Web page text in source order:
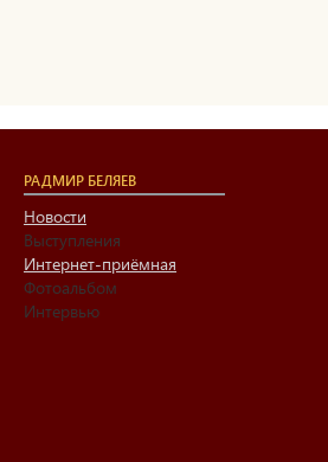
РАДМИР БЕЛЯЕВ
Новости
Выступления
Интернет-приёмная
Фотоальбом
Интервью